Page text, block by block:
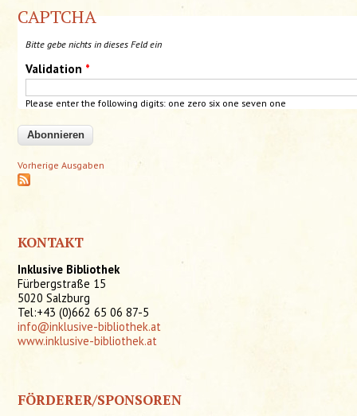
CAPTCHA
Bitte gebe nichts in dieses Feld ein
Validation *
Please enter the following digits: one zero six one seven one
Vorherige Ausgaben
KONTAKT
Inklusive Bibliothek
Fürbergstraße 15
5020 Salzburg
Tel:+43 (0)662 65 06 87-5
info@inklusive-bibliothek.at
www.inklusive-bibliothek.at
FÖRDERER/SPONSOREN